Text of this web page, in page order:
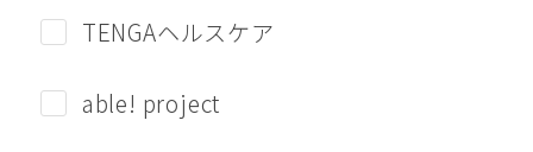
TENGAヘルスケア
able! project